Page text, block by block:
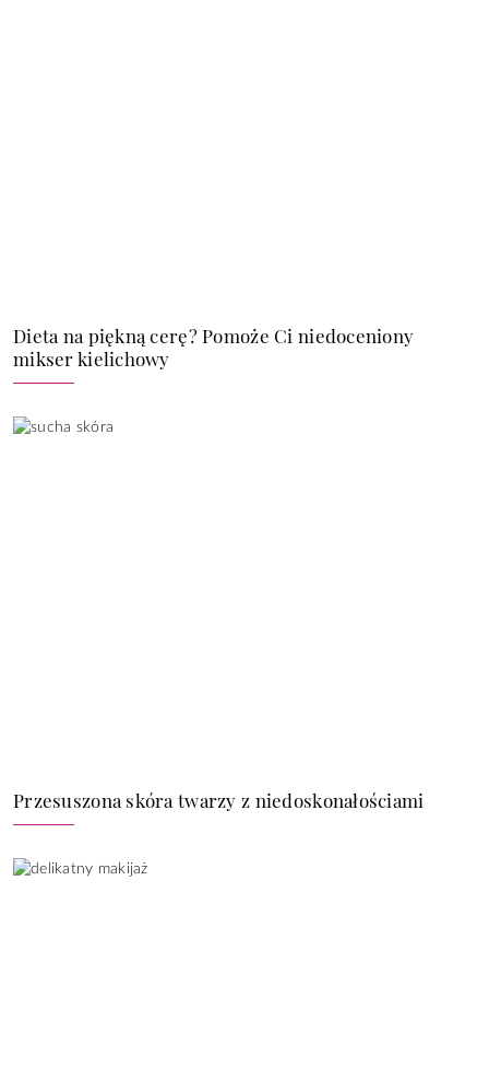
Dieta na piękną cerę? Pomoże Ci niedoceniony
mikser kielichowy
Przesuszona skóra twarzy z niedoskonałościami